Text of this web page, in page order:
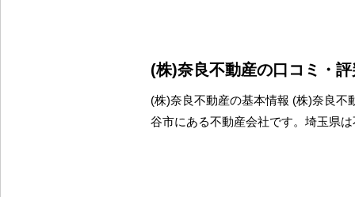
(株)奈良不動産の口コミ・
(株)奈良不動産の基本情報 (株)奈良不
谷市にある不動産会社です。埼玉県